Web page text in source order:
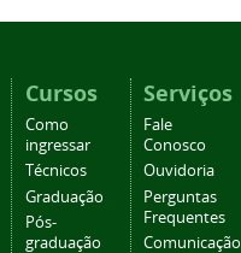
Cursos
Como
ingressar
Técnicos
Graduação
Pós-
graduação
Serviços
Fale
Conosco
Ouvidoria
Perguntas
Frequentes
Comunicação